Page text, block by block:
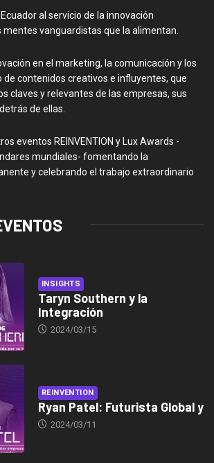
al servicio de la innovación
mentes vanguardistas que la alimentan.
en el marketing, la comunicación y los
de contenidos creativos e influyentes, que
claves y relevantes de las empresas, sus
de ellas.
eventos REINVENTION y Lux Awards -
mundiales- fomentando la
y celebrando el trabajo extraordinario
INSIGHTS
Taryn Southern y la
Integración
2024/03/15
REINVENTION
Ryan Patel: Futurista Global y
2024/03/11